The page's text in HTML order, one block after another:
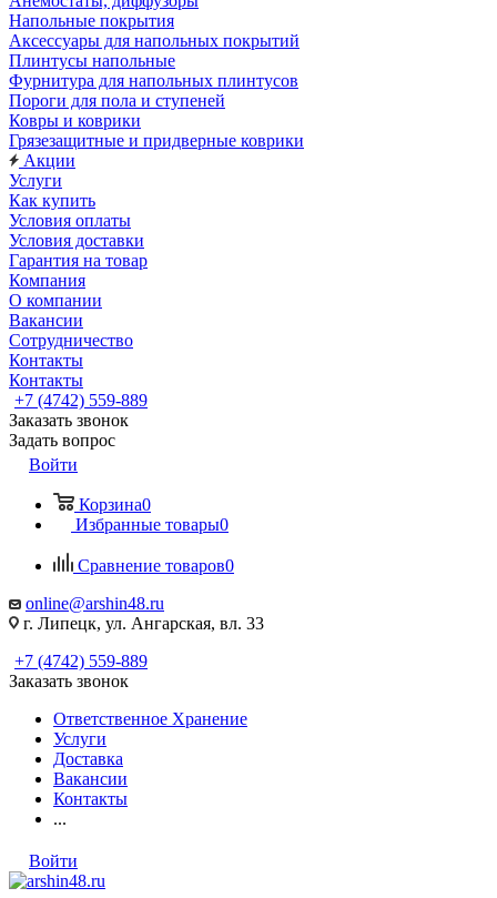
Напольные покрытия
Аксессуары для напольных покрытий
Плинтусы напольные
Фурнитура для напольных плинтусов
Пороги для пола и ступеней
Ковры и коврики
Грязезащитные и придверные коврики
Акции
Услуги
Как купить
Условия оплаты
Условия доставки
Гарантия на товар
Компания
О компании
Вакансии
Сотрудничество
Контакты
Контакты
+7 (4742) 559-889
Заказать звонок
Задать вопрос
Войти
Корзина0
Избранные товары0
Сравнение товаров0
online@arshin48.ru
г. Липецк, ул. Ангарская, вл. 33
+7 (4742) 559-889
Заказать звонок
Ответственное Хранение
Услуги
Доставка
Вакансии
Контакты
...
Войти